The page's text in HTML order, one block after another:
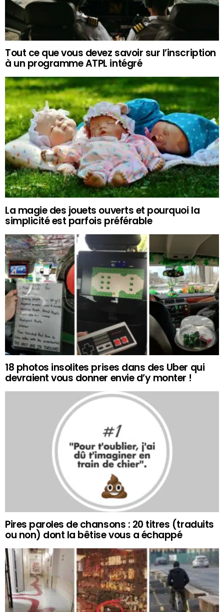
Tout ce que vous devez savoir sur l’inscription
à un programme ATPL intégré
La magie des jouets ouverts et pourquoi la
simplicité est parfois préférable
18 photos insolites prises dans des Uber qui
devraient vous donner envie d’y monter !
Pires paroles de chansons : 20 titres (traduits
ou non) dont la bêtise vous a échappé